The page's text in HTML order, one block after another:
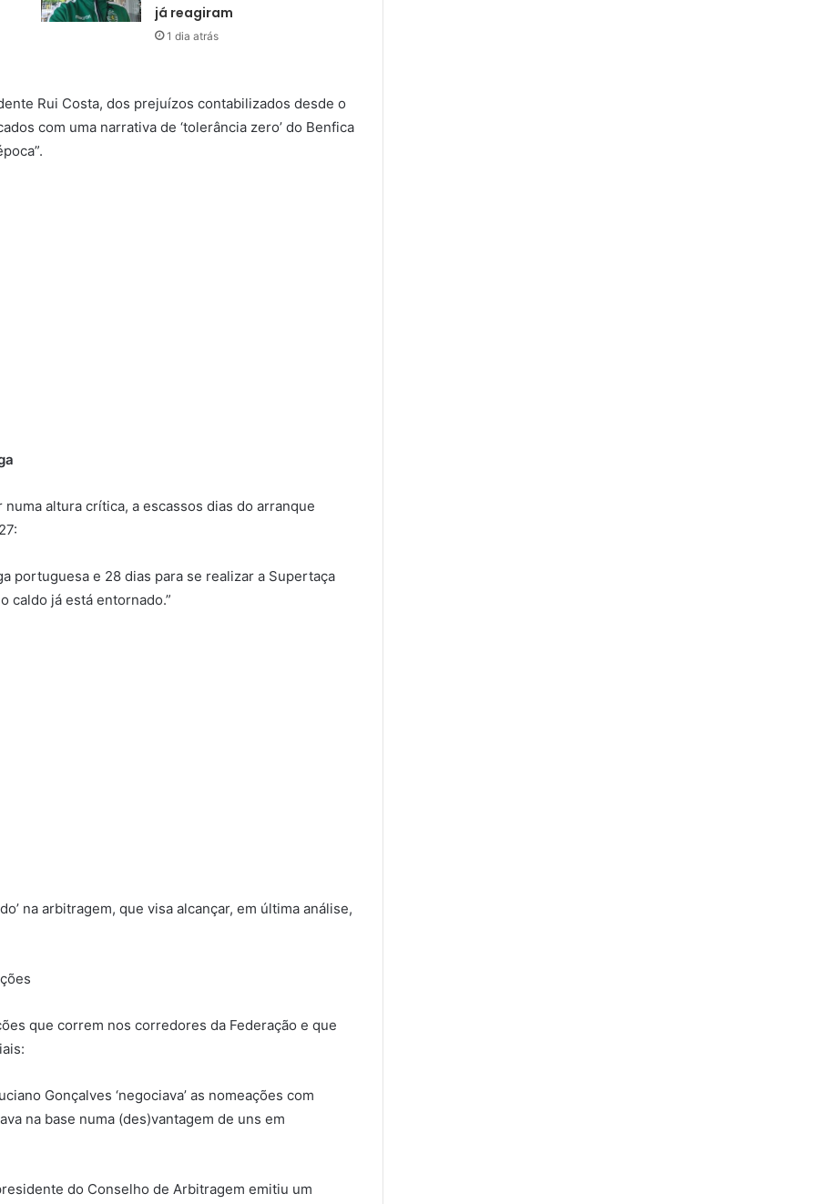
já reagiram
1 dia atrás
Rui Costa, dos prejuízos contabilizados desde o
com uma narrativa de ‘tolerância zero’ do Benfica
altura crítica, a escassos dias do arranque
portuguesa e 28 dias para se realizar a Supertaça
caldo já está entornado.”
na arbitragem, que visa alcançar, em última análise,
que correm nos corredores da Federação e que
Gonçalves ‘negociava’ as nomeações com
na base numa (des)vantagem de uns em
do Conselho de Arbitragem emitiu um